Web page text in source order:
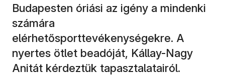
Budapesten óriási az igény a mindenki
számára
elérhetősporttevékenységekre. A
nyertes ötlet beadóját, Kállay-Nagy
Anitát kérdeztük tapasztalatairól.